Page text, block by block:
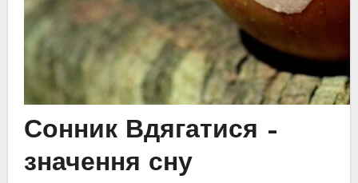
Сонник Вдягатися –
значення сну